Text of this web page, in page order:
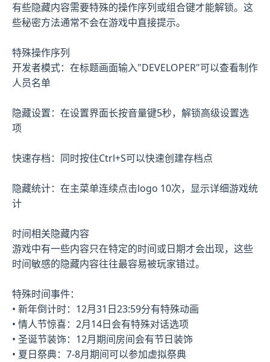
有些隐藏内容需要特殊的操作序列或组合键才能解锁。这
些秘密方法通常不会在游戏中直接提示。
特殊操作序列
开发者模式：在标题画面输入"DEVELOPER"可以查看制作
人员名单
隐藏设置：在设置界面长按音量键5秒，解锁高级设置选
项
快速存档：同时按住Ctrl+S可以快速创建存档点
隐藏统计：在主菜单连续点击logo 10次，显示详细游戏统
计
时间相关隐藏内容
游戏中有一些内容只在特定的时间或日期才会出现，这些
时间敏感的隐藏内容往往最容易被玩家错过。
特殊时间事件：
• 新年倒计时：12月31日23:59分有特殊动画
• 情人节惊喜：2月14日会有特殊对话选项
• 圣诞节装饰：12月期间房间会有节日装饰
• 夏日祭典：7-8月期间可以参加虚拟祭典